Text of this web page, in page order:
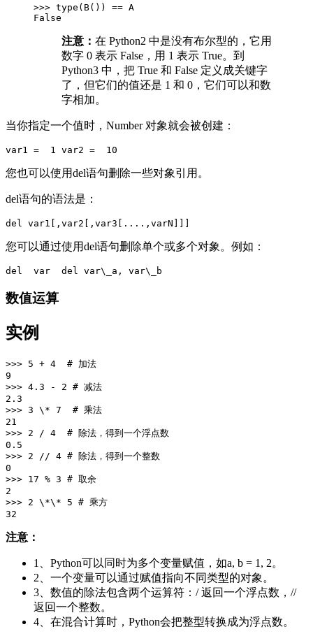
>>> type(B()) == A
注意： 在 Python2 中是没有布尔型的，它用
数字 0 表示 False，用 1 表示 True。到
Python3 中，把 True 和 False 定义成关键字
了，但它们的值还是 1 和 0，它们可以和数
字相加。
当你指定一个值时，Number 对象就会被创建：
您也可以使用del语句删除一些对象引用。
del语句的语法是：
您可以通过使用del语句删除单个或多个对象。例如：
数值运算
实例
>>> 5 + 4  # 加法
9
>>> 4.3 - 2 # 减法
2.3
>>> 3 \* 7  # 乘法
21
>>> 2 / 4  # 除法，得到一个浮点数
0.5
>>> 2 // 4 # 除法，得到一个整数
0
>>> 17 % 3 # 取余
2
>>> 2 \*\* 5 # 乘方
注意：
1、Python可以同时为多个变量赋值，如a, b = 1, 2。
2、一个变量可以通过赋值指向不同类型的对象。
3、数值的除法包含两个运算符：/ 返回一个浮点数，//
返回一个整数。
4、在混合计算时，Python会把整型转换成为浮点数。